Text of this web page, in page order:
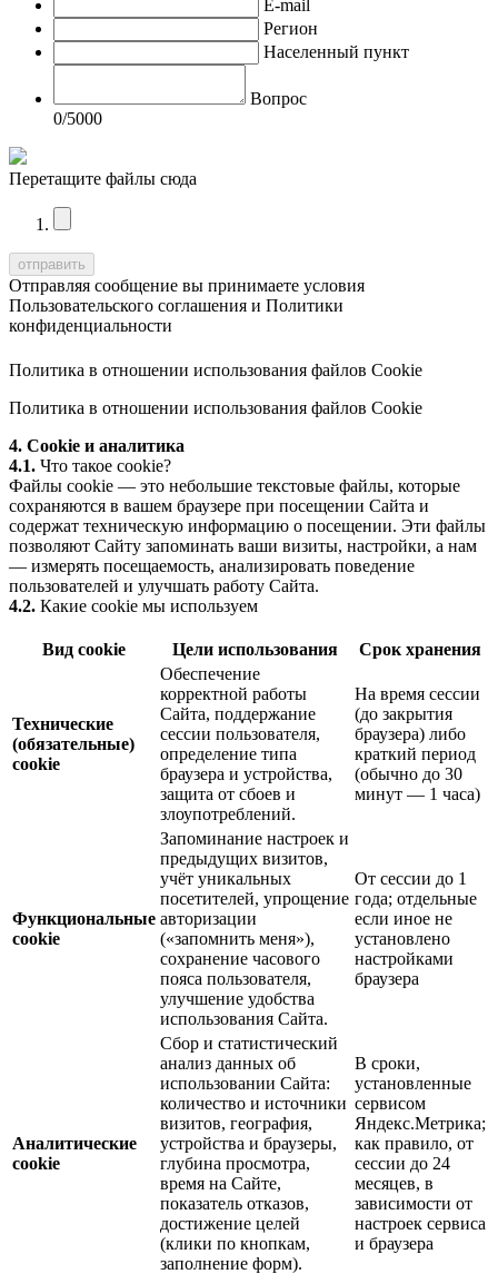
E-mail
Регион
Населенный пункт
Вопрос
0/5000
Перетащите файлы сюда
Отправляя сообщение вы принимаете условия
Пользовательского соглашения и Политики
конфиденциальности
Политика в отношении использования файлов Cookie
Политика в отношении использования файлов Cookie
4. Cookie и аналитика
4.1. Что такое cookie?
Файлы cookie — это небольшие текстовые файлы, которые
сохраняются в вашем браузере при посещении Сайта и
содержат техническую информацию о посещении. Эти файлы
позволяют Сайту запоминать ваши визиты, настройки, а нам
— измерять посещаемость, анализировать поведение
пользователей и улучшать работу Сайта.
4.2. Какие cookie мы используем
Вид cookie Цели использования Срок хранения
Технические
(обязательные)
cookie
Обеспечение
корректной работы
Сайта, поддержание
сессии пользователя,
определение типа
браузера и устройства,
защита от сбоев и
злоупотреблений.
На время сессии
(до закрытия
браузера) либо
краткий период
(обычно до 30
минут — 1 часа)
Функциональные
cookie
Запоминание настроек и
предыдущих визитов,
учёт уникальных
посетителей, упрощение
авторизации
(«запомнить меня»),
сохранение часового
пояса пользователя,
улучшение удобства
использования Сайта.
От сессии до 1
года; отдельные
если иное не
установлено
настройками
браузера
Аналитические
cookie
Сбор и статистический
анализ данных об
использовании Сайта:
количество и источники
визитов, география,
устройства и браузеры,
глубина просмотра,
время на Сайте,
показатель отказов,
достижение целей
(клики по кнопкам,
заполнение форм).
В сроки,
установленные
сервисом
Яндекс.Метрика;
как правило, от
сессии до 24
месяцев, в
зависимости от
настроек сервиса
и браузера